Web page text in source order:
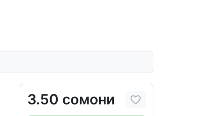
3.50 сомони